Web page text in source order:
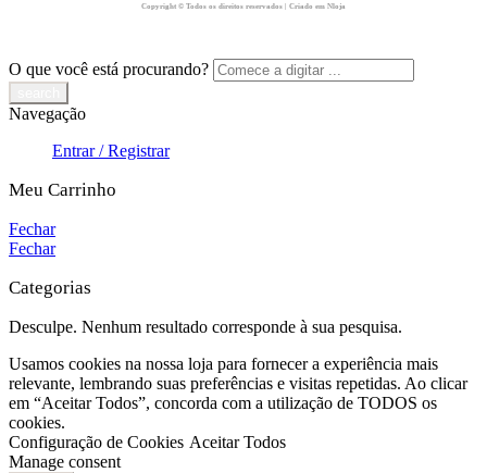
Copyright © Todos os direitos reservados | Criado em Nloja
O que você está procurando?
Navegação
Entrar / Registrar
Meu Carrinho
Fechar
Fechar
Categorias
Desculpe. Nenhum resultado corresponde à sua pesquisa.
Usamos cookies na nossa loja para fornecer a experiência mais
relevante, lembrando suas preferências e visitas repetidas. Ao clicar
em “Aceitar Todos”, concorda com a utilização de TODOS os
cookies.
Configuração de Cookies Aceitar Todos
Manage consent